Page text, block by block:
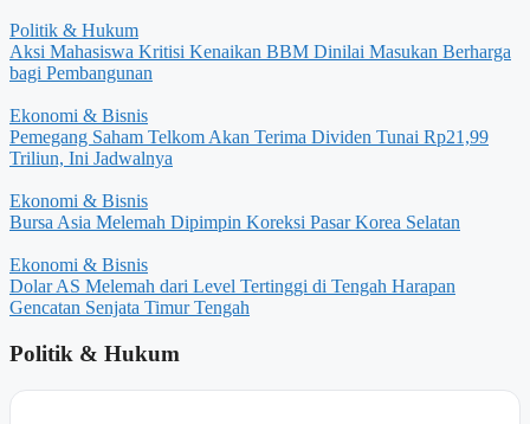
Politik & Hukum
Aksi Mahasiswa Kritisi Kenaikan BBM Dinilai Masukan Berharga
bagi Pembangunan
Ekonomi & Bisnis
Pemegang Saham Telkom Akan Terima Dividen Tunai Rp21,99
Triliun, Ini Jadwalnya
Ekonomi & Bisnis
Bursa Asia Melemah Dipimpin Koreksi Pasar Korea Selatan
Ekonomi & Bisnis
Dolar AS Melemah dari Level Tertinggi di Tengah Harapan
Gencatan Senjata Timur Tengah
Politik & Hukum